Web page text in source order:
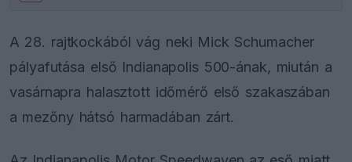
A 28. rajtkockából vág neki Mick Schumacher
pályafutása első Indianapolis 500-ának, miután a
vasárnapra halasztott időmérő első szakaszában
a mezőny hátsó harmadában zárt.